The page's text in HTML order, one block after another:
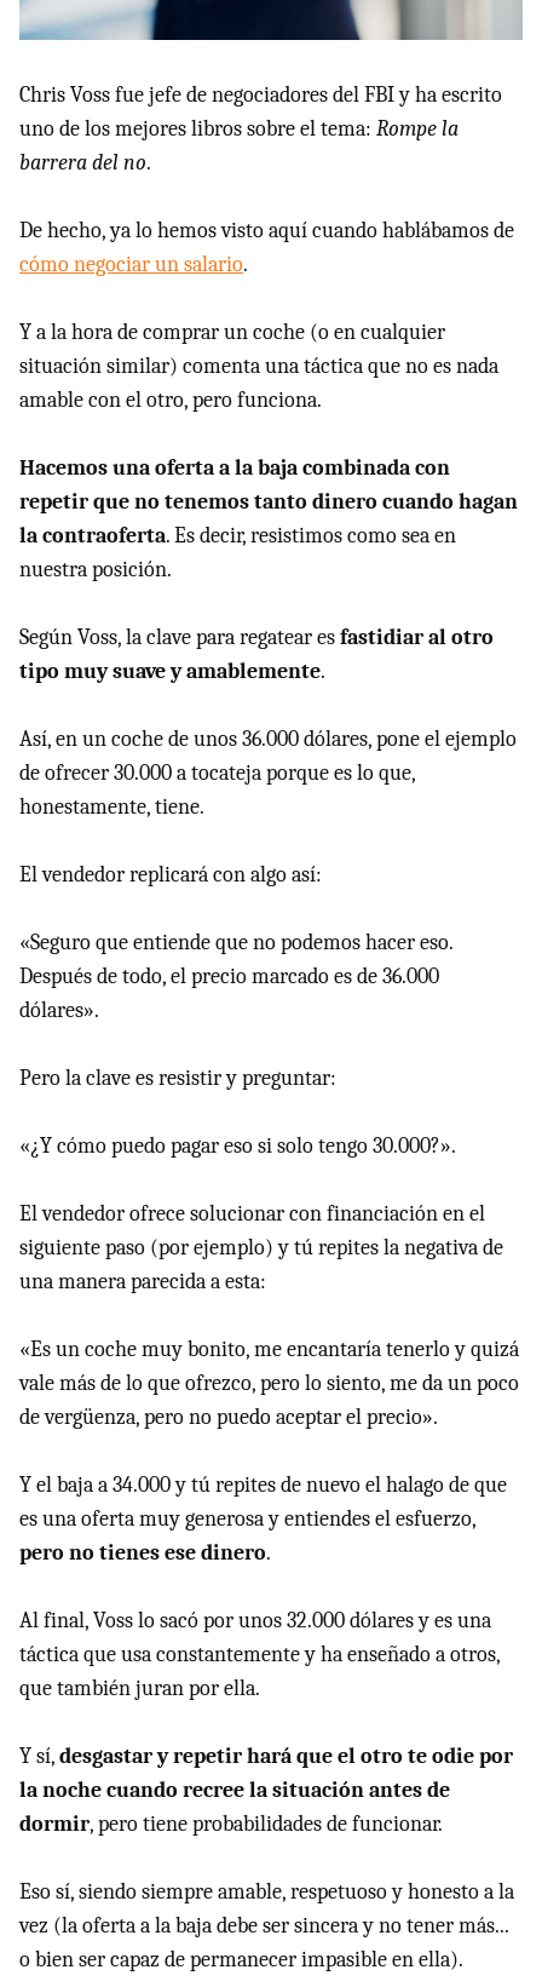
Chris Voss fue jefe de negociadores del FBI y ha escrito
uno de los mejores libros sobre el tema: Rompe la
barrera del no.
De hecho, ya lo hemos visto aquí cuando hablábamos de
cómo negociar un salario.
Y a la hora de comprar un coche (o en cualquier
situación similar) comenta una táctica que no es nada
amable con el otro, pero funciona.
Hacemos una oferta a la baja combinada con
repetir que no tenemos tanto dinero cuando hagan
la contraoferta. Es decir, resistimos como sea en
nuestra posición.
Según Voss, la clave para regatear esfastidiar al otro
tipo muy suave y amablemente.
Así, en un coche de unos 36.000 dólares, pone el ejemplo
de ofrecer 30.000 a tocateja porque es lo que,
honestamente, tiene.
El vendedor replicará con algo así:
«Seguro que entiende que no podemos hacer eso.
Después de todo, el precio marcado es de 36.000
dólares».
Pero la clave es resistir y preguntar:
«¿Y cómo puedo pagar eso si solo tengo 30.000?».
El vendedor ofrece solucionar con financiación en el
siguiente paso (por ejemplo) y tú repites la negativa de
una manera parecida a esta:
«Es un coche muy bonito, me encantaría tenerlo y quizá
vale más de lo que ofrezco, pero lo siento, me da un poco
de vergüenza, pero no puedo aceptar el precio».
Y el baja a 34.000 y tú repites de nuevo el halago de que
es una oferta muy generosa y entiendes el esfuerzo,
pero no tienes ese dinero.
Al final, Voss lo sacó por unos 32.000 dólares y es una
táctica que usa constantemente y ha enseñado a otros,
que también juran por ella.
Y sí,desgastar y repetir hará que el otro te odie por
la noche cuando recree la situación antes de
dormir, pero tiene probabilidades de funcionar.
Eso sí, siendo siempre amable, respetuoso y honesto a la
vez (la oferta a la baja debe ser sincera y no tener más...
o bien ser capaz de permanecer impasible en ella).